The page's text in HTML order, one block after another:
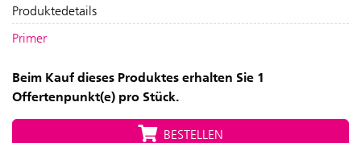
Produktedetails
Primer
Beim Kauf dieses Produktes erhalten Sie 1
Offertenpunkt(e) pro Stück.
BESTELLEN